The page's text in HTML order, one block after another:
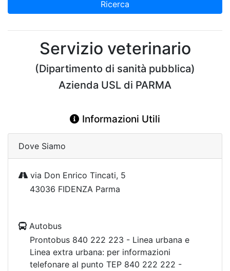
Ricerca
Servizio veterinario
(Dipartimento di sanità pubblica)
Azienda USL di PARMA
Informazioni Utili
Dove Siamo
via Don Enrico Tincati, 5
43036 FIDENZA Parma
Autobus
Prontobus 840 222 223 - Linea urbana e
Linea extra urbana: per informazioni
telefonare al punto TEP 840 222 222 -